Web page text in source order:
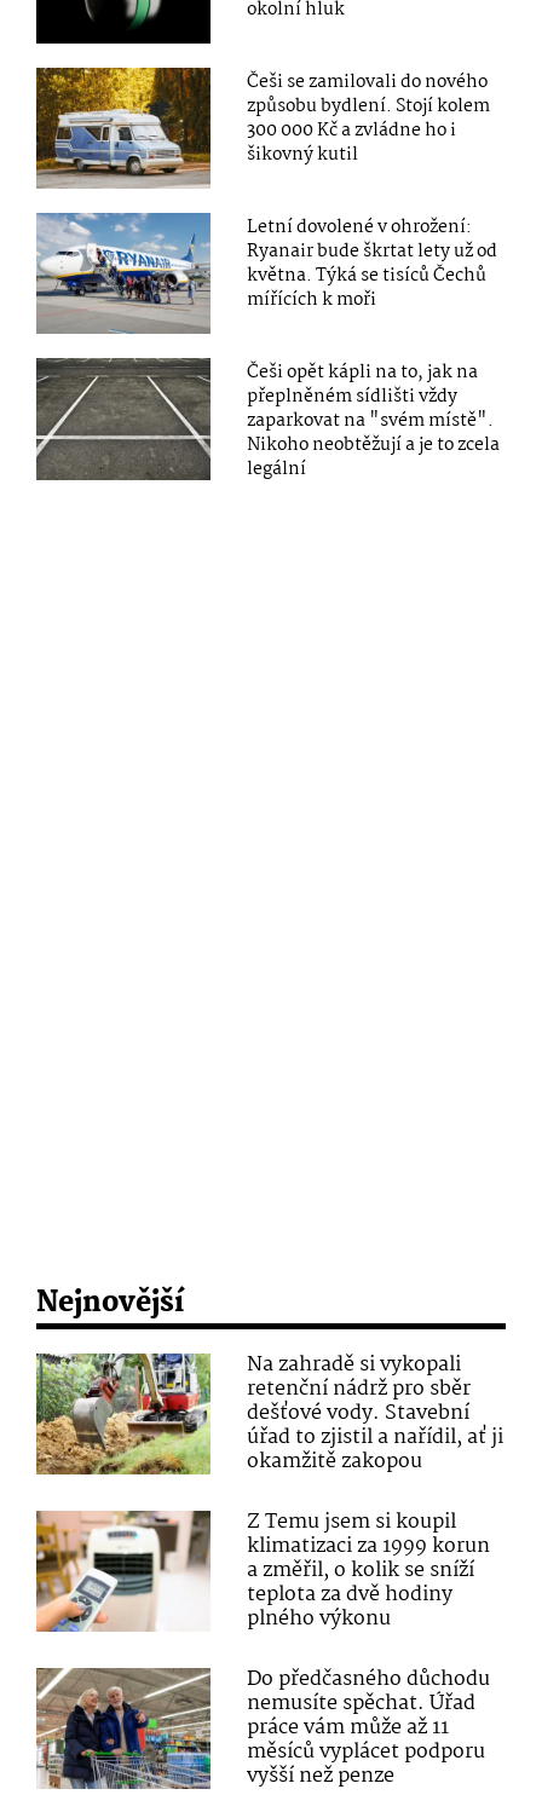
okolní hluk
Češi se zamilovali do nového
způsobu bydlení. Stojí kolem
300 000 Kč a zvládne ho i
šikovný kutil
Letní dovolené v ohrožení:
Ryanair bude škrtat lety už od
května. Týká se tisíců Čechů
mířících k moři
Češi opět kápli na to, jak na
přeplněném sídlišti vždy
zaparkovat na "svém místě".
Nikoho neobtěžují a je to zcela
legální
Nejnovější
Na zahradě si vykopali
retenční nádrž pro sběr
dešťové vody. Stavební
úřad to zjistil a nařídil, ať ji
okamžitě zakopou
Z Temu jsem si koupil
klimatizaci za 1999 korun
a změřil, o kolik se sníží
teplota za dvě hodiny
plného výkonu
Do předčasného důchodu
nemusíte spěchat. Úřad
práce vám může až 11
měsíců vyplácet podporu
vyšší než penze